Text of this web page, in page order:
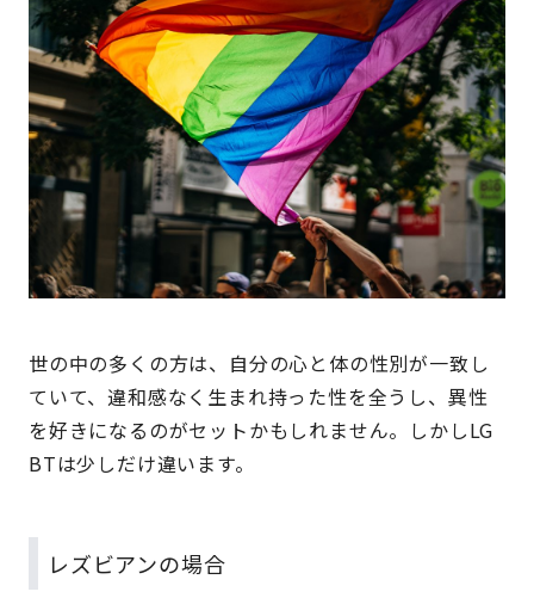
世の中の多くの方は、自分の心と体の性別が一致し
ていて、違和感なく生まれ持った性を全うし、異性
を好きになるのがセットかもしれません。しかしLG
BTは少しだけ違います。
レズビアンの場合